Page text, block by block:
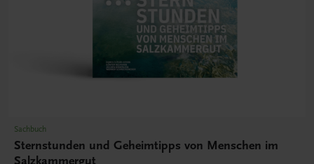
Sachbuch
Sternstunden und Geheimtipps von Menschen im
Salzkammergut